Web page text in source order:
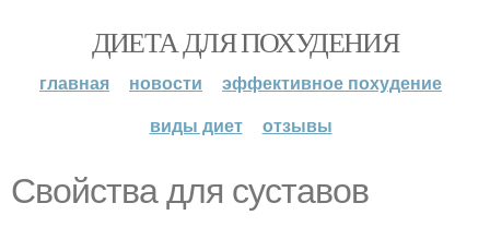
ДИЕТА ДЛЯ ПОХУДЕНИЯ
главная новости
эффективное похудение
виды диет
отзывы
Свойства для суставов